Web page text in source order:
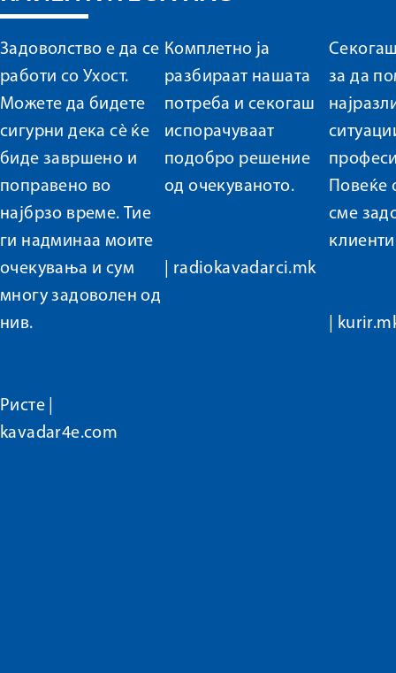
Задоволство е да се
работи со Ухост.
Можете да бидете
сигурни дека сè ќе
биде завршено и
поправено во
најбрзо време. Тие
ги надминаа моите
очекувања и сум
многу задоволен од
нив.
Ристе |
kavadar4e.com
Комплетно ја
разбираат нашата
потреба и секогаш
испорачуваат
подобро решение
од очекуваното.
radiokavadarci.mk
за да
Повеќе
сме